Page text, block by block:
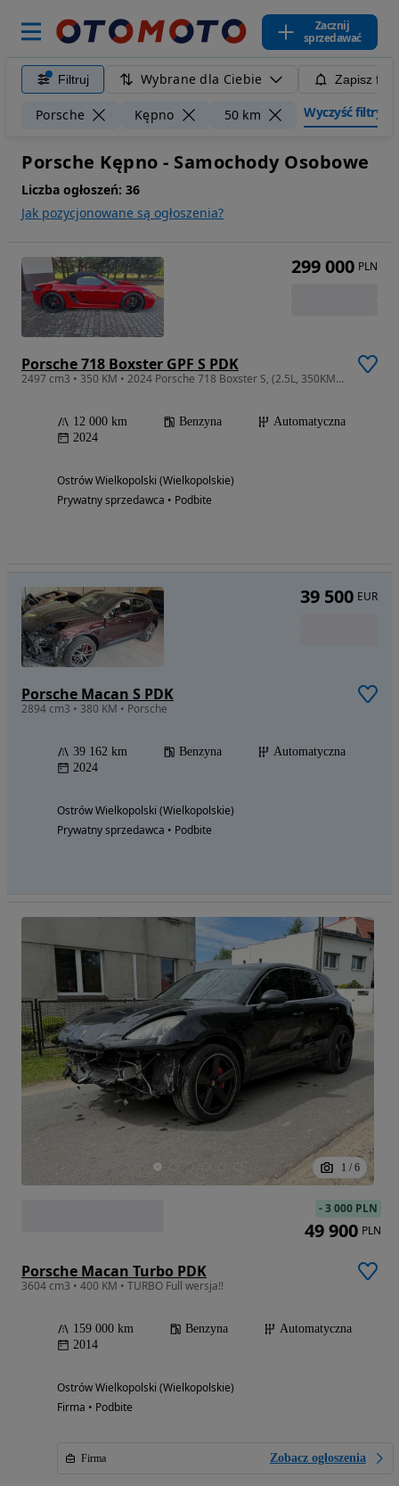
Zacznij
sprzedawać
Filtruj Wybrane dla Ciebie Zapisz
Porsche Kępno 50 km Wyczyść filtry
Porsche Kępno - Samochody Osobowe
Liczba ogłoszeń: 36
Jak pozycjonowane są ogłoszenia?
Porsche 718 Boxster GPF S PDK
2497 cm3 • 350 KM • 2024 Porsche 718 Boxster S, (2.5L, 350KM) PDK Full opcja!
12 000 km Benzyna
Automatyczna
2024
Ostrów Wielkopolski (Wielkopolskie)
Prywatny sprzedawca • Podbite
299 000 PLN
Porsche Macan S PDK
2894 cm3 • 380 KM • Porsche
39 162 km Benzyna
Automatyczna
2024
Ostrów Wielkopolski (Wielkopolskie)
Prywatny sprzedawca • Podbite
39 500 EUR
1 / 6
Porsche Macan Turbo PDK
3604 cm3 • 400 KM • TURBO Full wersja!!
159 000 km Benzyna
Automatyczna
2014
Ostrów Wielkopolski (Wielkopolskie)
Firma • Podbite
Firma Zobacz ogłoszenia
-3 000 PLN
49 900 PLN